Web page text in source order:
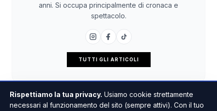
anni. Si occupa principalmente di cronaca e
spettacolo.
TUTTI GLI ARTICOLI
Rispettiamo la tua privacy. Usiamo cookie strettamente
necessari al funzionamento del sito (sempre attivi). Con il tuo